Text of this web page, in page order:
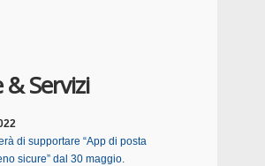
Servizi
di supportare “App di posta
sicure” dal 30 maggio.